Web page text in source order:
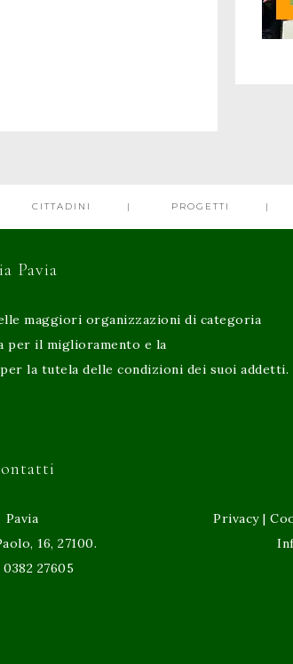
CITTADINI PROGETTI
Pavia
maggiori organizzazioni di categoria
per il miglioramento e la
la tutela delle condizioni dei suoi addetti.
Pavia
16, 27100.
27605
Privacy|